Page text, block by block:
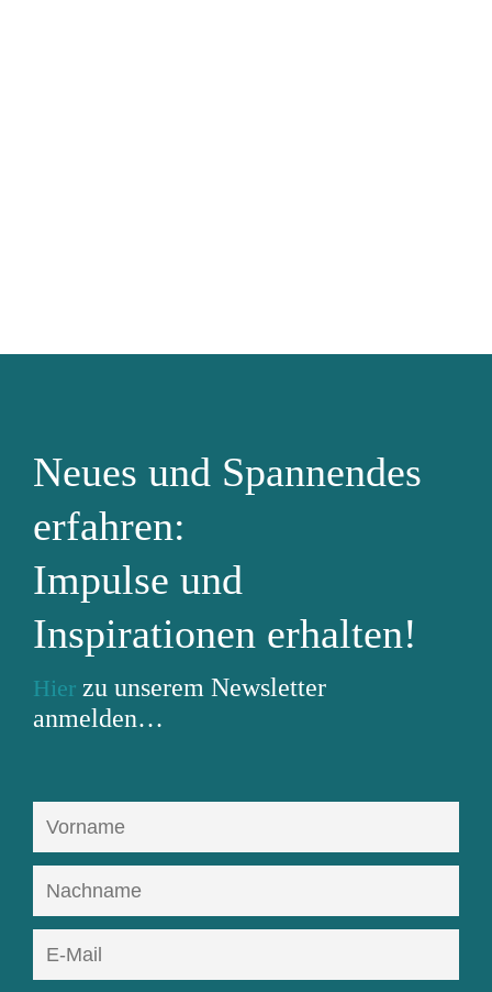
Neues und Spannendes
erfahren:
Impulse und
Inspirationen erhalten!
Hier zu unserem Newsletter
anmelden…